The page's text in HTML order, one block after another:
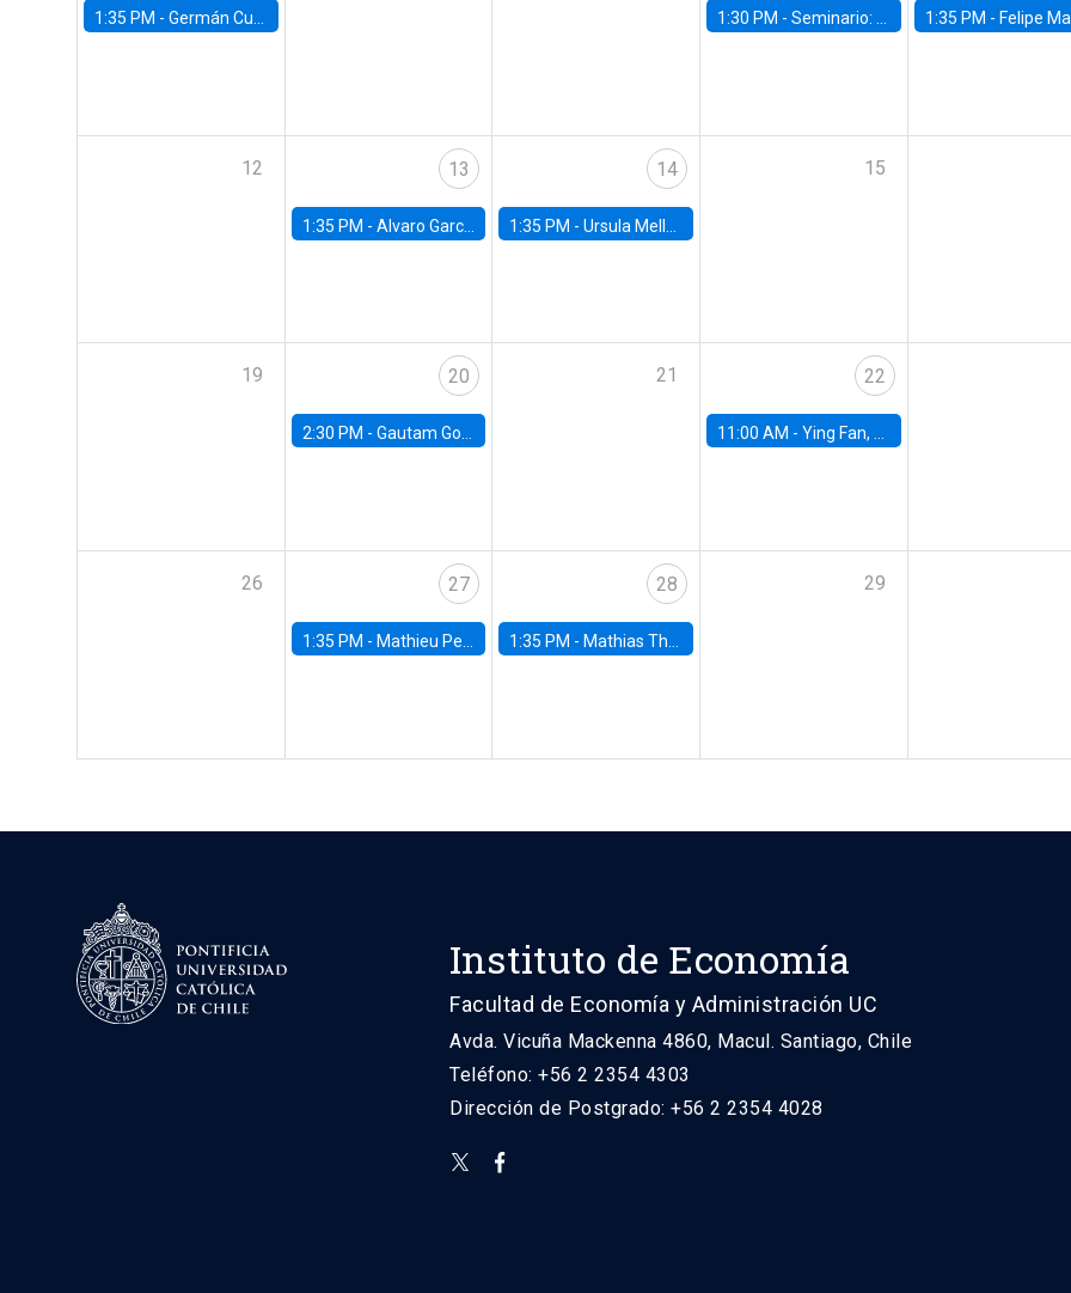
1:35 PM - Germán Cubas, University of Houston 1:30 PM -Seminario: “Recuperando la humanidad para progresar en la era de la IA» 1:35 PM - Felipe Martínez, alumno Doctorado en
12 13
1:35 PM - Alvaro Garcia-Marin, Universidad de Los Andes
14
1:35 PM -Ursula Mello, Insper - Institute of Education and Research
15
19 20
2:30 PM - Gautam Gowrisankaran, Columbia University
21 22
11:00 AM -Ying Fan, University of Michigan
26 27
1:35 PM - Mathieu Pedemonte, IDB
28
1:35 PM - Mathias Thoenig, University of Lausanne
29
Instituto de Economía
Facultad de Economía y Administración UC
Avda. Vicuña Mackenna 4860, Macul. Santiago, Chile
Teléfono: +56 2 2354 4303
Dirección de Postgrado: +56 2 2354 4028